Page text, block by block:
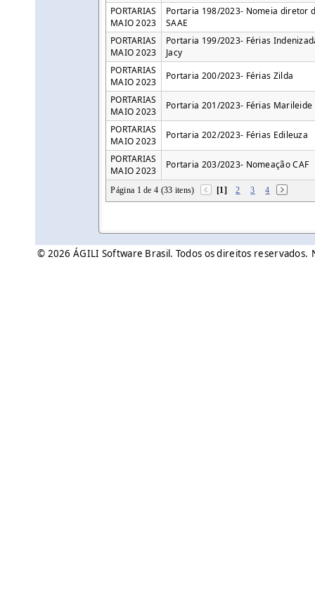
PORTARIAS
MAIO 2023
Portaria 198/2023- Nomeia diretor
SAAE
PORTARIAS
MAIO 2023
Portaria 199/2023- Férias
Jacy
PORTARIAS
MAIO 2023
Portaria 200/2023- Férias Zilda
PORTARIAS
MAIO 2023
Portaria 201/2023- Férias Marileide
PORTARIAS
MAIO 2023
Portaria 202/2023- Férias Edileuza
PORTARIAS
MAIO 2023
Portaria 203/2023- Nomeação CAF
Página 1 de 4 (33 itens) [1] 2 3 4
© 2026 ÁGILI Software Brasil. Todos os direitos reservados.